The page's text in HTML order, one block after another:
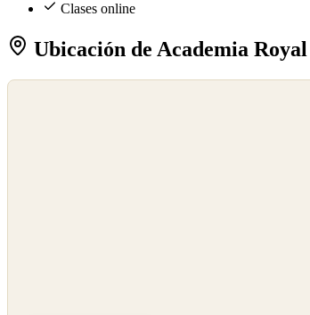
Clases online
Ubicación de Academia Royal